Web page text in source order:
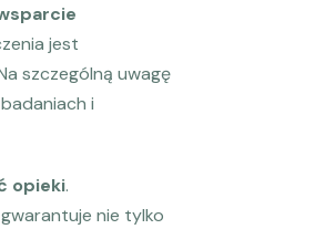
jest
szczególną uwagę
i
opieki.
nie tylko